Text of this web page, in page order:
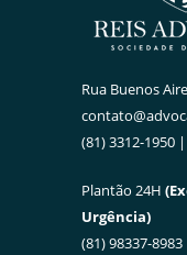
Rua Buenos
(81) 3312-1950
Plantão 24H
Urgência)
(81) 98337-8983